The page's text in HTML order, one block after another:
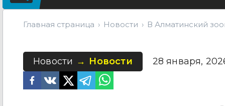
Главная страница Новости В Алматинский
Новости Новости 28 января,